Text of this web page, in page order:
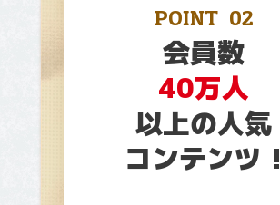
POINT 02
会員数
40万人
以上の人気
コンテンツ !